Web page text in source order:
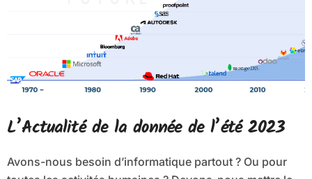
L’Actualité de la donnée de l’été 2023
Avons-nous besoin d’informatique partout ? Ou pour